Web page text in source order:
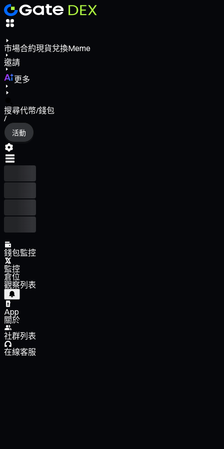
市場合約現貨兌換Meme
邀請
更多
搜尋代幣/錢包
/
活動
錢包監控
監控
倉位
觀察列表
App
關於
社群列表
在線客服